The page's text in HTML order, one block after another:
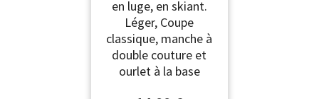
en luge, en skiant.
Léger, Coupe
classique, manche à
double couture et
ourlet à la base